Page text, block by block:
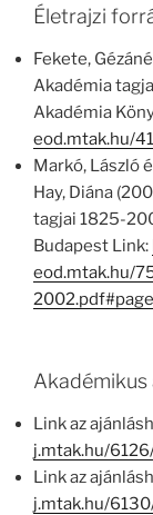
Életrajzi
Fekete,
Akadémia
Akadémia
eod.mtak.hu/
Markó, László
Hay, Diána
tagjai 1825-
Budapest Link:
eod.mtak.hu/
Akadémikus
Link az
j.mtak.hu/
Link az
j.mtak.hu/